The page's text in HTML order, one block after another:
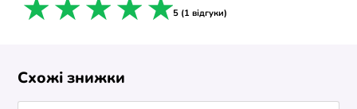
5 stars
4 stars
3 stars
2 stars
1 star 5 (1 відгуки)
Схожі знижки